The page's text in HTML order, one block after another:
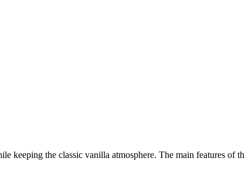
keeping the classic vanilla atmosphere. The main features of